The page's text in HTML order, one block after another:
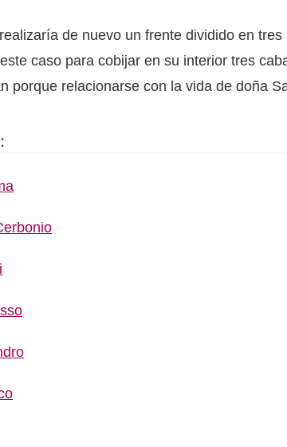
de nuevo un frente dividido en
caso para cobijar en su interior tres
porque relacionarse con la vida de doña